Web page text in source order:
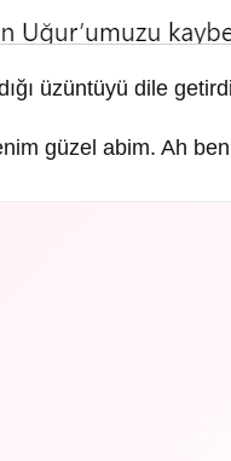
üzüntüyü dile
güzel abim. Ah